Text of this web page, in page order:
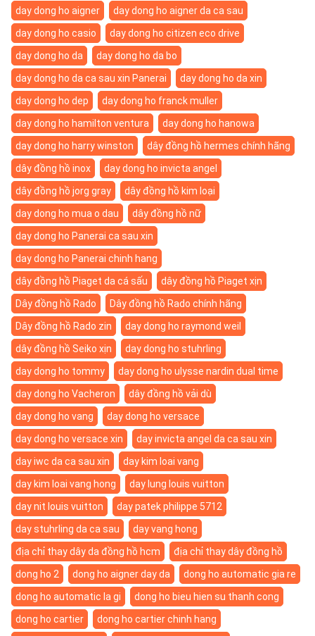
day dong ho aigner
day dong ho aigner da ca sau
day dong ho casio
day dong ho citizen eco drive
day dong ho da
day dong ho da bo
day dong ho da ca sau xin Panerai
day dong ho da xin
day dong ho dep
day dong ho franck muller
day dong ho hamilton ventura
day dong ho hanowa
day dong ho harry winston
dây đồng hồ hermes chính hãng
dây đồng hồ inox
day dong ho invicta angel
dây đồng hồ jorg gray
dây đồng hồ kim loại
day dong ho mua o dau
dây đồng hồ nữ
day dong ho Panerai ca sau xin
day dong ho Panerai chinh hang
dây đồng hồ Piaget da cá sấu
dây đồng hồ Piaget xịn
Dây đồng hồ Rado
Dây đồng hồ Rado chính hãng
Dây đồng hồ Rado zin
day dong ho raymond weil
dây đồng hồ Seiko xịn
day dong ho stuhrling
day dong ho tommy
day dong ho ulysse nardin dual time
day dong ho Vacheron
dây đồng hồ vải dù
day dong ho vang
day dong ho versace
day dong ho versace xin
day invicta angel da ca sau xin
day iwc da ca sau xin
day kim loai vang
day kim loai vang hong
day lung louis vuitton
day nit louis vuitton
day patek philippe 5712
day stuhrling da ca sau
day vang hong
địa chỉ thay dây da đồng hồ hcm
địa chỉ thay dây đồng hồ
dong ho 2
dong ho aigner day da
dong ho automatic gia re
dong ho automatic la gi
dong ho bieu hien su thanh cong
dong ho cartier
dong ho cartier chinh hang